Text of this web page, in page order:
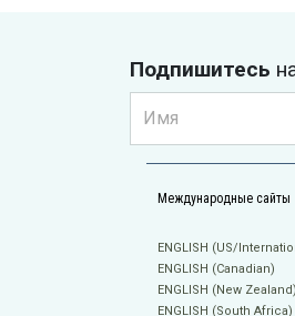
Подпишитесь
Международные сайты
ENGLISH (US/
ENGLISH (Canadian)
ENGLISH (New Zealand)
ENGLISH (South Africa)